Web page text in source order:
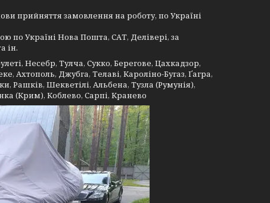
прийняття замовлення на роботу, по Україні
по Україні Нова Пошта, САТ, Делівері, за
ін.
Несебр, Тулча, Сукко, Берегове, Цахкадзор,
Ахтополь, Джубга, Телаві, Кароліно-Бугаз, Ґагра,
Рашків, Шекветілі, Альбена, Тузла (Румунія),
(Крим), Коблево, Сарпі, Кранево